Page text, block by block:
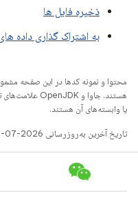
ذخیره فایل ها
به اشتراک گذاری داده
محتوا و نمونه کدها در این صفحه
یا وابسته‌های آن هستند.
تاریخ آخرین به‌روزرسانی 2026-07-29 به‌وقت ساعت هماهنگ جهانی.